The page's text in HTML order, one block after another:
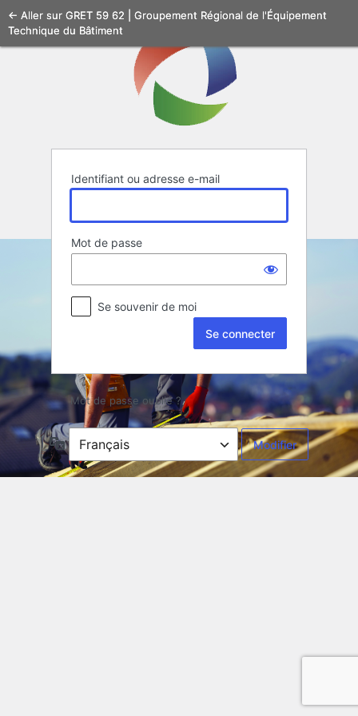
Se
connecter
Identifiant ou adresse e-mail
Mot de passe
Se souvenir de moi
Mot de passe oublié ?
← Aller sur GRET 59 62 | Groupement Régional de l'Équipement
Technique du Bâtiment
Langue